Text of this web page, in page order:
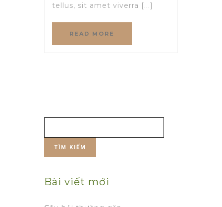
tellus, sit amet viverra [...]
READ MORE
kiếm
cho:
Bài viết mới